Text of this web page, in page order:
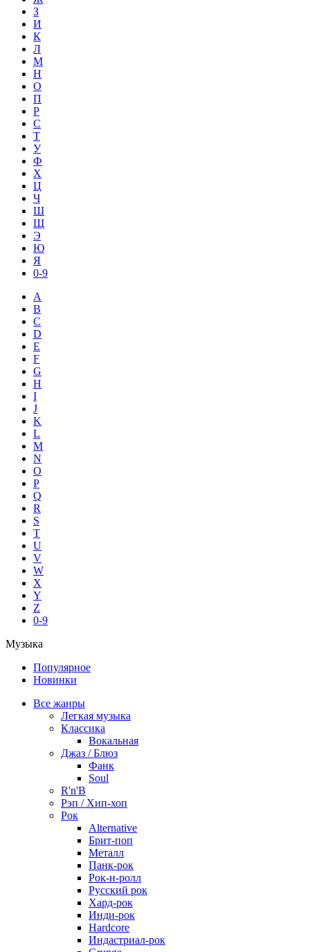
З
И
К
Л
М
Н
О
П
Р
С
Т
У
Ф
Х
Ц
Ч
Ш
Щ
Э
Ю
Я
0-9
A
B
C
D
E
F
G
H
I
J
K
L
M
N
O
P
Q
R
S
T
U
V
W
X
Y
Z
0-9
Музыка
Популярное
Новинки
Все жанры
Легкая музыка
Классика
Вокальная
Джаз / Блюз
Фанк
Soul
R'n'B
Рэп / Хип-хоп
Рок
Alternative
Брит-поп
Металл
Панк-рок
Рок-н-ролл
Русский рок
Хард-рок
Инди-рок
Hardcore
Индастриал-рок